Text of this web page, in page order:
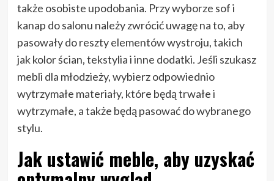
także osobiste upodobania. Przy wyborze sof i
kanap do salonu należy zwrócić uwagę na to, aby
pasowały do reszty elementów wystroju, takich
jak kolor ścian, tekstylia i inne dodatki. Jeśli szukasz
mebli dla młodzieży, wybierz odpowiednio
wytrzymałe materiały, które będą trwałe i
wytrzymałe, a także będą pasować do wybranego
stylu.
Jak ustawić meble, aby uzyskać